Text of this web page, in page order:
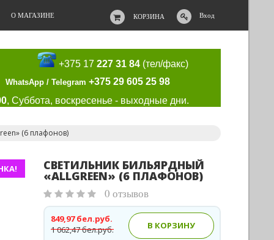
КОРЗИНА Вход
О МАГАЗИНЕ
+375 17227 31 84 (тел/факс)
WhatsApp / Telegram +375 29 605 25 98
, Суббота, воскресенье - выходные дни.
(6 плафонов)
CВЕТИЛЬНИК БИЛЬЯРДНЫЙ
«ALLGREEN» (6 ПЛАФОНОВ)
0 отзывов
1 062,47 бел.руб.
849,97 бел.руб.
В КОРЗИНУ